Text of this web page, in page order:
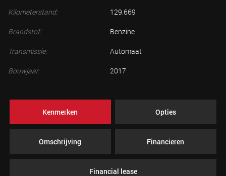
Kilometerstand: 129.669
Brandstof: Benzine
Transmissie: Automaat
Bouwjaar: 2017
Kenmerken Opties
Omschrijving Financieren
Financial lease